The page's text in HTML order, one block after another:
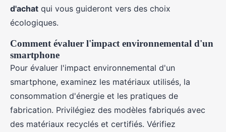
d'achat qui vous guideront vers des choix
écologiques.
Comment évaluer l'impact environnemental d'un
smartphone
Pour évaluer l'impact environnemental d'un
smartphone, examinez les matériaux utilisés, la
consommation d'énergie et les pratiques de
fabrication. Privilégiez des modèles fabriqués avec
des matériaux recyclés et certifiés. Vérifiez